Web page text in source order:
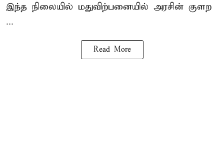
இந்த நிலையில் மதுவிற்பனையில் அரசின் குளற
...
Read More